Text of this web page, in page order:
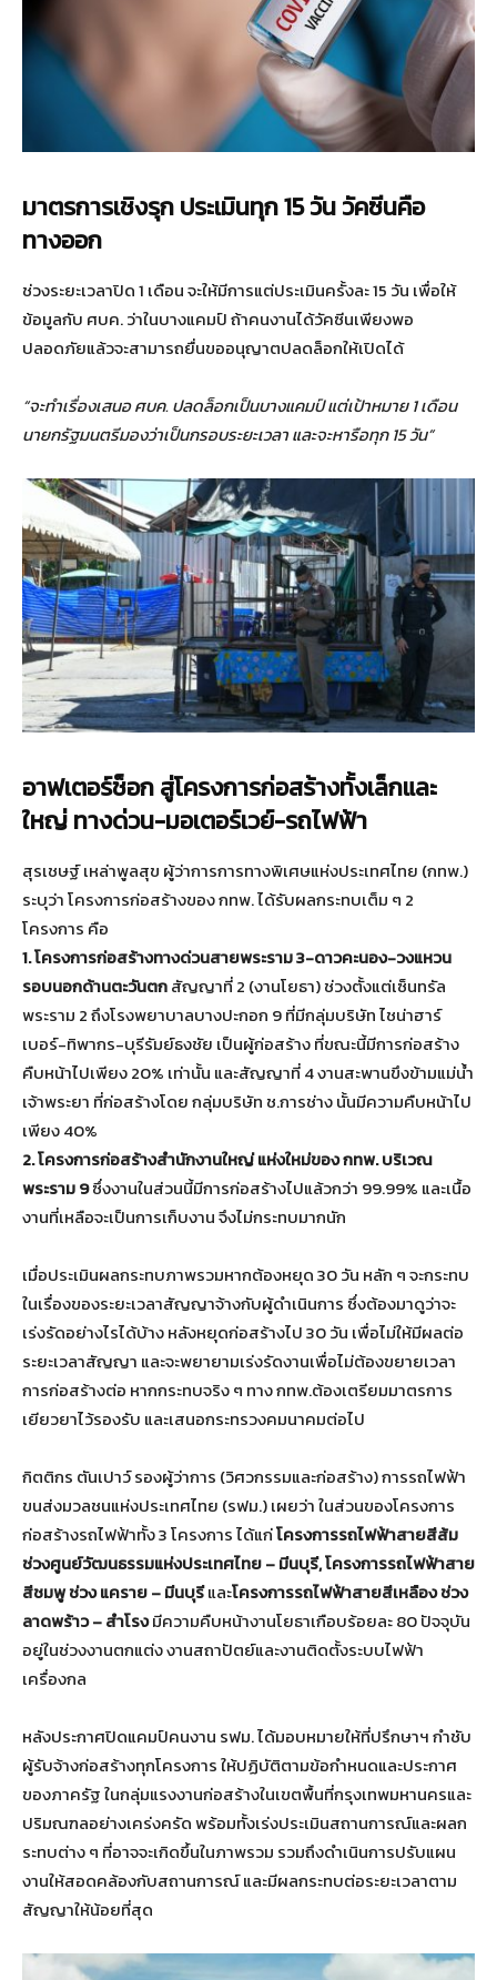
มาตรการเชิงรุก ประเมินทุก 15 วัน วัคซีนคือ
ทางออก
ช่วงระยะเวลาปิด 1 เดือน จะให้มีการแต่ประเมินครั้งละ 15 วัน เพื่อให้
ข้อมูลกับ ศบค. ว่าในบางแคมป์ ถ้าคนงานได้วัคซีนเพียงพอ
ปลอดภัยแล้วจะสามารถยื่นขออนุญาตปลดล็อกให้เปิดได้
“จะทำเรื่องเสนอ ศบค. ปลดล็อกเป็นบางแคมป์ แต่เป้าหมาย 1 เดือน
นายกรัฐมนตรีมองว่าเป็นกรอบระยะเวลา และจะหารือทุก 15 วัน”
อาฟเตอร์ช็อก สู่โครงการก่อสร้างทั้งเล็กและ
ใหญ่ ทางด่วน-มอเตอร์เวย์-รถไฟฟ้า
สุรเชษฐ์ เหล่าพูลสุข ผู้ว่าการการทางพิเศษแห่งประเทศไทย (กทพ.)
ระบุว่า โครงการก่อสร้างของ กทพ. ได้รับผลกระทบเต็ม ๆ 2
โครงการ คือ
1. โครงการก่อสร้างทางด่วนสายพระราม 3-ดาวคะนอง-วงแหวน
รอบนอกด้านตะวันตกสัญญาที่ 2 (งานโยธา) ช่วงตั้งแต่เซ็นทรัล
พระราม 2 ถึงโรงพยาบาลบางปะกอก 9 ที่มีกลุ่มบริษัท ไชน่าฮาร์
เบอร์-ทิพากร-บุรีรัมย์ธงชัย เป็นผู้ก่อสร้าง ที่ขณะนี้มีการก่อสร้าง
คืบหน้าไปเพียง 20% เท่านั้น และสัญญาที่ 4 งานสะพานขึงข้ามแม่น้ำ
เจ้าพระยา ที่ก่อสร้างโดย กลุ่มบริษัท ช.การช่าง นั้นมีความคืบหน้าไป
เพียง 40%
2. โครงการก่อสร้างสำนักงานใหญ่ แห่งใหม่ของ กทพ. บริเวณ
พระราม 9ซึ่งงานในส่วนนี้มีการก่อสร้างไปแล้วกว่า 99.99% และเนื้อ
งานที่เหลือจะเป็นการเก็บงาน จึงไม่กระทบมากนัก
เมื่อประเมินผลกระทบภาพรวมหากต้องหยุด 30 วัน หลัก ๆ จะกระทบ
ในเรื่องของระยะเวลาสัญญาจ้างกับผู้ดำเนินการ ซึ่งต้องมาดูว่าจะ
เร่งรัดอย่างไรได้บ้าง หลังหยุดก่อสร้างไป 30 วัน เพื่อไม่ให้มีผลต่อ
ระยะเวลาสัญญา และจะพยายามเร่งรัดงานเพื่อไม่ต้องขยายเวลา
การก่อสร้างต่อ หากกระทบจริง ๆ ทาง กทพ.ต้องเตรียมมาตรการ
เยียวยาไว้รองรับ และเสนอกระทรวงคมนาคมต่อไป
กิตติกร ตันเปาว์ รองผู้ว่าการ (วิศวกรรมและก่อสร้าง) การรถไฟฟ้า
ขนส่งมวลชนแห่งประเทศไทย (รฟม.) เผยว่า ในส่วนของโครงการ
ก่อสร้างรถไฟฟ้าทั้ง 3 โครงการ ได้แก่โครงการรถไฟฟ้าสายสีส้ม
ช่วงศูนย์วัฒนธรรมแห่งประเทศไทย – มีนบุรี, โครงการรถไฟฟ้าสาย
สีชมพู ช่วง แคราย – มีนบุรีและโครงการรถไฟฟ้าสายสีเหลือง ช่วง
ลาดพร้าว – สำโรงมีความคืบหน้างานโยธาเกือบร้อยละ 80 ปัจจุบัน
อยู่ในช่วงงานตกแต่ง งานสถาปัตย์และงานติดตั้งระบบไฟฟ้า
เครื่องกล
หลังประกาศปิดแคมป์คนงาน รฟม. ได้มอบหมายให้ที่ปรึกษาฯ กำชับ
ผู้รับจ้างก่อสร้างทุกโครงการ ให้ปฏิบัติตามข้อกำหนดและประกาศ
ของภาครัฐ ในกลุ่มแรงงานก่อสร้างในเขตพื้นที่กรุงเทพมหานครและ
ปริมณฑลอย่างเคร่งครัด พร้อมทั้งเร่งประเมินสถานการณ์และผลก
ระทบต่าง ๆ ที่อาจจะเกิดขึ้นในภาพรวม รวมถึงดำเนินการปรับแผน
งานให้สอดคล้องกับสถานการณ์ และมีผลกระทบต่อระยะเวลาตาม
สัญญาให้น้อยที่สุด